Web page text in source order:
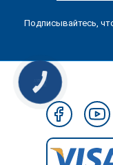
Подписывайтесь,
КНОПКА
ЗВ'ЯЗКУ